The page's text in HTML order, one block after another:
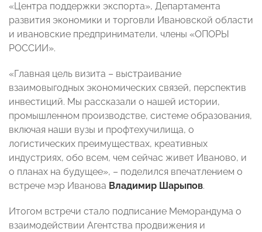
«Центра поддержки экспорта», Департамента
развития экономики и торговли Ивановской области
и ивановские предприниматели, члены «ОПОРЫ
РОССИИ».
«Главная цель визита – выстраивание
взаимовыгодных экономических связей, перспектив
инвестиций. Мы рассказали о нашей истории,
промышленном производстве, системе образования,
включая наши вузы и профтехучилища, о
логистических преимуществах, креативных
индустриях, обо всем, чем сейчас живет Иваново, и
о планах на будущее», – поделился впечатлением о
встрече мэр Иванова Владимир Шарыпов.
Итогом встречи стало подписание Меморандума о
взаимодействии Агентства продвижения и